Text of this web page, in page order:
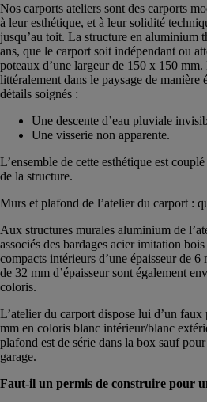
Nos carports ateliers sont des carports
à leur esthétique, et à leur solidité
jusqu’au toit. La structure en aluminium
ans, que le carport soit indépendant ou
poteaux d’une largeur de 150 x 150
littéralement dans le paysage de manière
détails soignés :
Une descente d’eau pluviale
Une visserie non apparente.
L’ensemble de cette esthétique est
de la structure.
Murs et plafond de l’atelier du carport :
Aux structures murales aluminium de
associés des bardages acier imitation
compacts intérieurs d’une épaisseur de
de 32 mm d’épaisseur sont également
coloris.
L’atelier du carport dispose lui d’un
mm en coloris blanc intérieur/blanc
plafond est de série dans la box sauf
garage.
Faut-il un permis de construire pour